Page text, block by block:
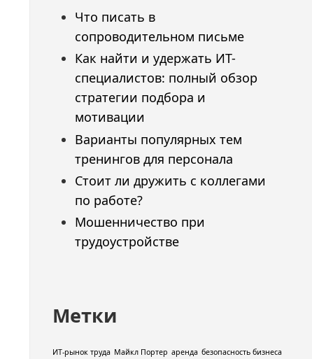
Что писать в
сопроводительном письме
Как найти и удержать ИТ-
специалистов: полный обзор
стратегии подбора и
мотивации
Варианты популярных тем
тренингов для персонала
Стоит ли дружить с коллегами
по работе?
Мошенничество при
трудоустройстве
Метки
ИТ-рынок труда Майкл Портер аренда безопасность бизнеса